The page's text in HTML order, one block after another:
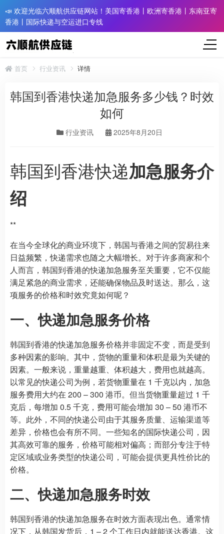
📣 欢迎光临六顺航供应链网站！美国寄香港丨欧洲寄香港丨东南亚寄
香港丨国际快递与空运进口专线
首页 行业资讯 详情
韩国到香港快递加急服务多少钱？时效
如何
行业资讯 2025年8月20日
韩国到香港快递加急服务介
绍
**
在当今全球化的商业环境下，韩国与香港之间的贸易往来
日益频繁，快递需求也随之大幅增长。对于许多商家和个
人而言，韩国到香港的快递加急服务至关重要，它不仅能
满足紧急的商业需求，还能确保物品及时送达。那么，这
项服务的价格和时效究竟如何呢？
一、快递加急服务价格
韩国到香港的快递加急服务价格并非固定不变，而是受到
多种因素的影响。其中，货物的重量和体积是最为关键的
因素。一般来说，重量越重、体积越大，费用也就越高。
以常见的快递公司为例，若货物重量在 1 千克以内，加急
服务费用大约在 200 – 300 港币。但当货物重量超过 1 千
克后，每增加 0.5 千克，费用可能会增加 30 – 50 港币不
等。此外，不同的快递公司由于其服务质量、运输渠道等
差异，价格也会有所不同。一些知名的国际快递公司，因
其高效可靠的服务，价格可能相对偏高；而部分专注于特
定区域或业务类型的快递公司，可能会提供更具性价比的
价格。
二、快递加急服务时效
韩国到香港的快递加急服务在时效方面表现出色。通常情
况下，从韩国发货后，1 – 2 个工作日内就能送达香港。这